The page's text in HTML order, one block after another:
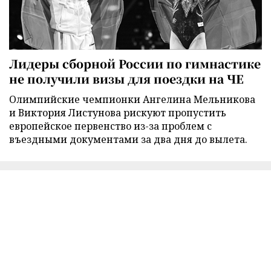
Лидеры сборной России по гимнастике
не получили визы для поездки на ЧЕ
Олимпийские чемпионки Ангелина Мельникова
и Виктория Листунова рискуют пропустить
европейское первенство из-за проблем с
въездными документами за два дня до вылета.